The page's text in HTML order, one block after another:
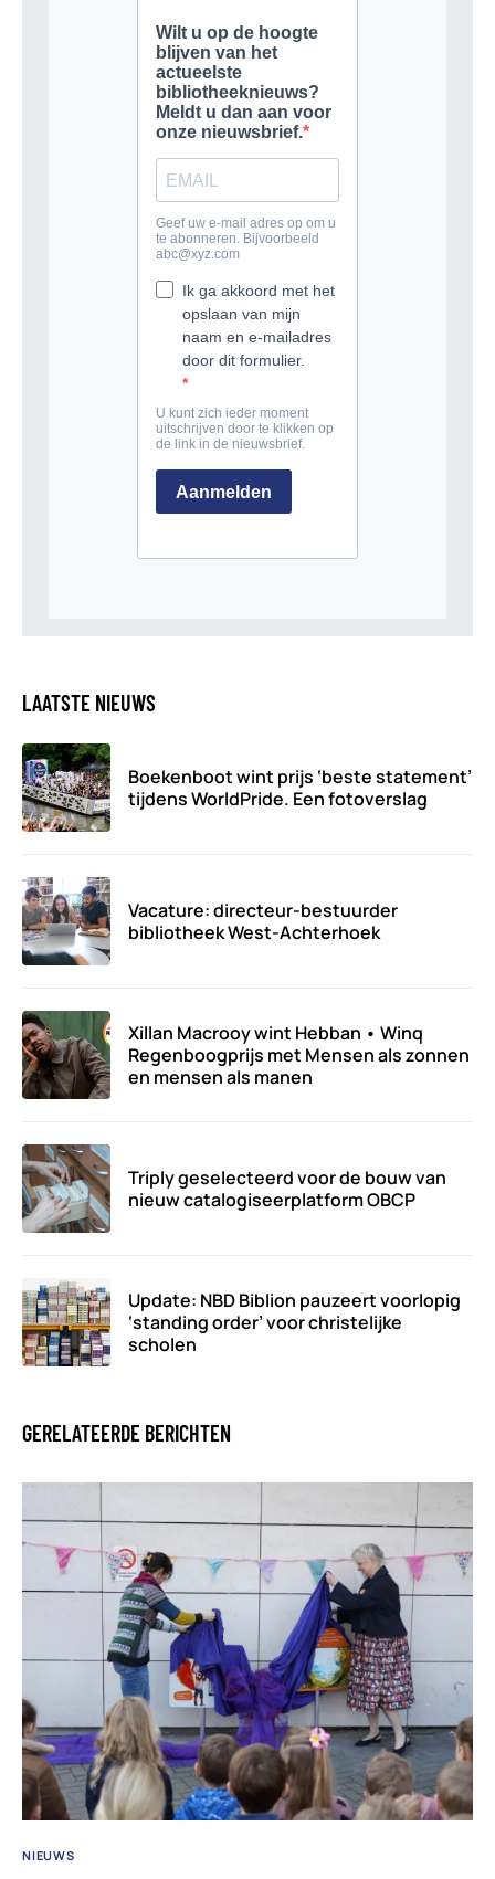
LAATSTE NIEUWS
Boekenboot wint prijs ‘beste statement’
tijdens WorldPride. Een fotoverslag
Vacature: directeur-bestuurder
bibliotheek West-Achterhoek
Xillan Macrooy wint Hebban • Winq
Regenboogprijs met Mensen als zonnen
en mensen als manen
Triply geselecteerd voor de bouw van
nieuw catalogiseerplatform OBCP
Update: NBD Biblion pauzeert voorlopig
‘standing order’ voor christelijke
scholen
GERELATEERDE BERICHTEN
NIEUWS